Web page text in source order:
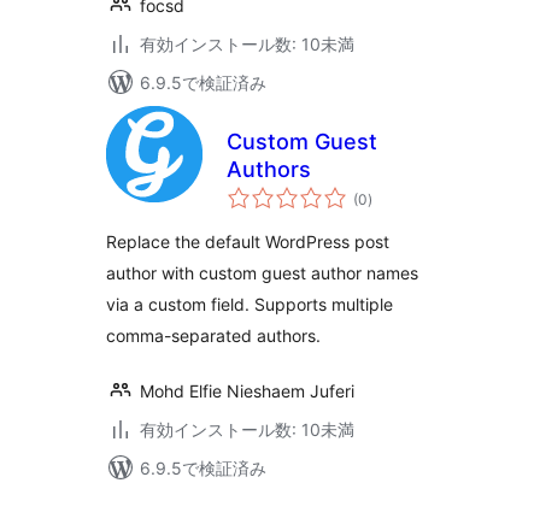
focsd
有効インストール数: 10未満
6.9.5で検証済み
Custom Guest
Authors
(0個
の
価
)
Replace the default WordPress post
author with custom guest author names
via a custom field. Supports multiple
comma-separated authors.
Mohd Elfie Nieshaem Juferi
有効インストール数: 10未満
6.9.5で検証済み